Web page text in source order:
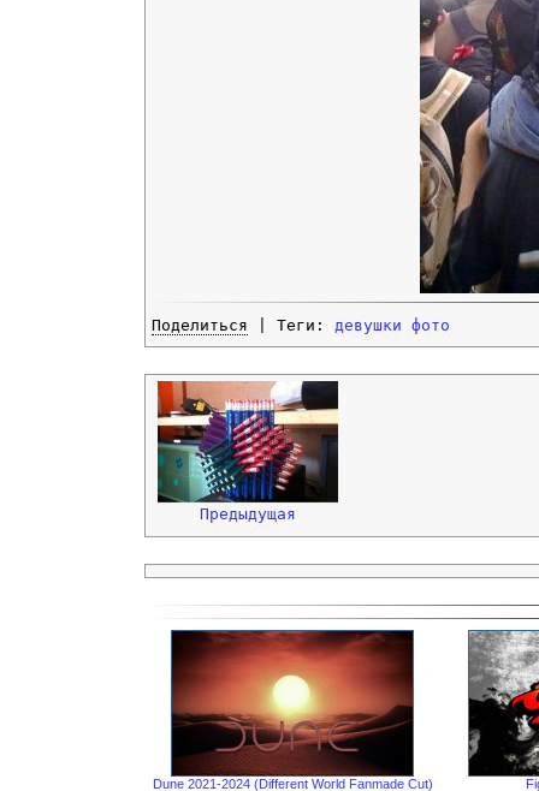
Поделиться | Теги: девушки фото
Предыдущая
Dune 2021-2024 (Different World Fanmade Cut)